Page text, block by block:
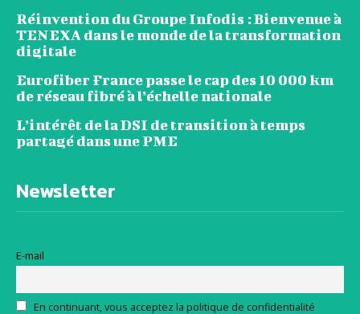
Réinvention du Groupe Infodis : Bienvenue à
TENEXA dans le monde de la transformation
digitale
Eurofiber France passe le cap des 10 000 km
de réseau fibré à l’échelle nationale
L’intérêt de la DSI de transition à temps
partagé dans une PME
Newsletter
E-mail
En continuant, vous acceptez la politique de confidentialité